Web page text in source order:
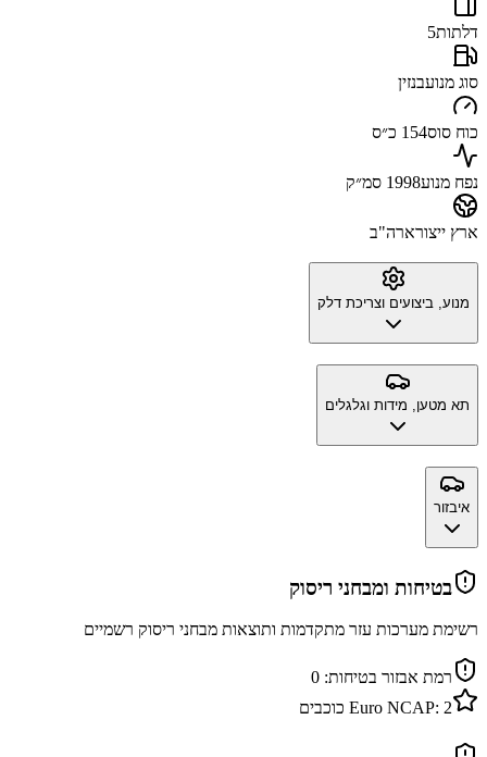
דלתות5
סוג מנועבנזין
כוח סוס154 כ״ס
נפח מנוע1998 סמ״ק
ארץ ייצורארה"ב
מנוע, ביצועים וצריכת דלק
תא מטען, מידות וגלגלים
איבזור
בטיחות ומבחני ריסוק
רשימת מערכות עזר מתקדמות ותוצאות מבחני ריסוק רשמיים
רמת אבזור בטיחות: 0
Euro NCAP: 2 כוכבים